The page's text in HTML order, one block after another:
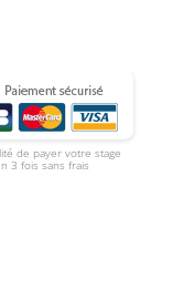
de payer votre stage
3 fois sans frais